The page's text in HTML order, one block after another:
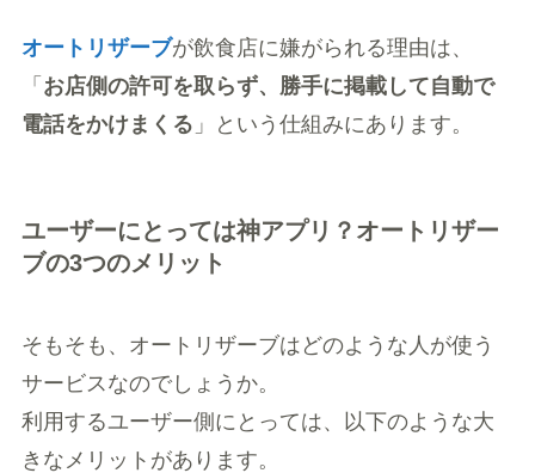
オートリザーブが飲食店に嫌がられる理由は、
「 お店側の許可を取らず、勝手に掲載して自動で
電話をかけまくる 」という仕組みにあります。
ユーザーにとっては神アプリ？オートリザー
ブの3つのメリット
そもそも、オートリザーブはどのような人が使う
サービスなのでしょうか。
利用するユーザー側にとっては、以下のような大
きなメリットがあります。